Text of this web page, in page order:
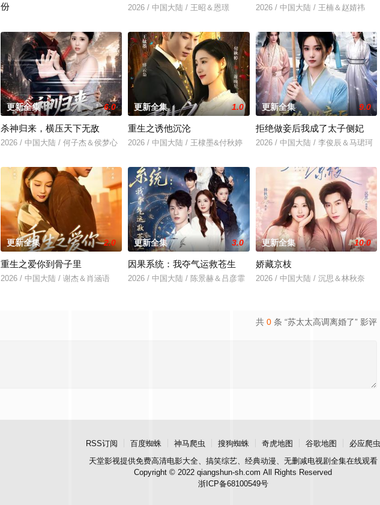
份
2026 / 中国大陆 / 王昭＆恩璟 2026 / 中国大陆 / 王楠＆赵婧祎
更新全集 6.0
杀神归来，横压天下无敌
2026 / 中国大陆 / 何子杰＆侯梦心
更新全集 1.0
重生之诱他沉沦
2026 / 中国大陆 / 王棣墨&付秋婷
更新全集 9.0
拒绝做妾后我成了太子侧妃
2026 / 中国大陆 / 李俊辰＆马珺珂
更新全集 2.0
重生之爱你到骨子里
2026 / 中国大陆 / 谢杰＆肖涵语
更新全集 3.0
因果系统：我夺气运救苍生
2026 / 中国大陆 / 陈景赫＆吕彦霏
更新全集 10.0
娇藏京枝
2026 / 中国大陆 / 沉思＆林秋奈
共 0 条 “苏太太高调离婚了” 影评
RSS订阅 百度蜘蛛 神马爬虫 搜狗蜘蛛 奇虎地图 谷歌地图
必应爬虫
天堂影视提供免费高清电影大全、搞笑综艺、经典动漫、无删减电视剧全集在线观看
Copyright © 2022 qiangshun-sh.com All Rights Reserved
浙ICP备68100549号